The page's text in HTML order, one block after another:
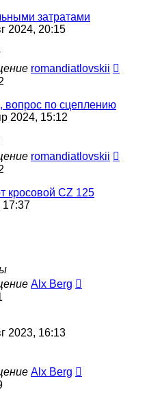
затратами
2024, 20:15
romandiatlovskii
вопрос по сцеплению
2024, 15:12
romandiatlovskii
кросовой CZ 125
17:37
Alx Berg
2023, 16:13
Alx Berg